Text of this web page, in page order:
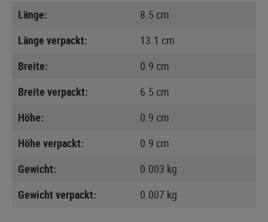
Länge:
8.5 cm
Länge verpackt:
13.1 cm
Breite:
0.9 cm
Breite verpackt:
6.5 cm
Höhe:
0.9 cm
Höhe verpackt:
0.9 cm
Gewicht:
0.003 kg
Gewicht verpackt:
0.007 kg